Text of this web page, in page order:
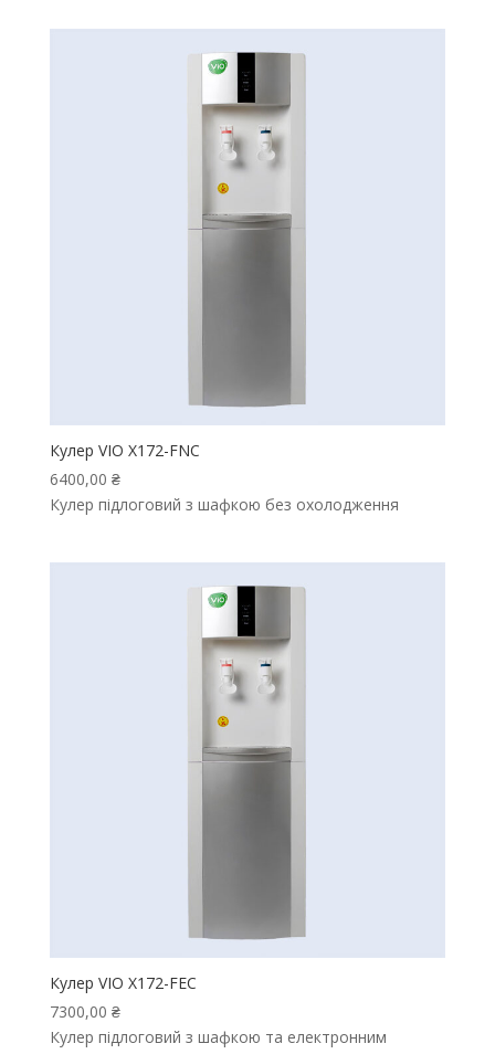
Кулер VIO X172-FNC
6400,00 ₴
Кулер підлоговий з шафкою без охолодження
Кулер VIO X172-FЕC
7300,00 ₴
Кулер підлоговий з шафкою та електронним